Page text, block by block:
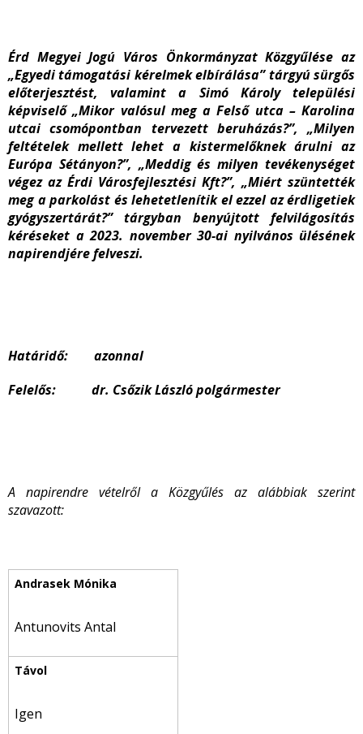
Érd Megyei Jogú Város Önkormányzat Közgyűlése az
„Egyedi támogatási kérelmek elbírálása” tárgyú sürgős
előterjesztést, valamint a Simó Károly települési
képviselő „Mikor valósul meg a Felső utca – Karolina
utcai csomópontban tervezett beruházás?”, „Milyen
feltételek mellett lehet a kistermelőknek árulni az
Európa Sétányon?”, „Meddig és milyen tevékenységet
végez az Érdi Városfejlesztési Kft?”, „Miért szüntették
meg a parkolást és lehetetlenítik el ezzel az érdligetiek
gyógyszertárát?” tárgyban benyújtott felvilágosítás
kéréseket a 2023. november 30-ai nyilvános ülésének
napirendjére felveszi.
Határidő: azonnal
Felelős: dr. Csőzik László polgármester
A napirendre vételről a Közgyűlés az alábbiak szerint
szavazott:
Antunovits Antal
Igen